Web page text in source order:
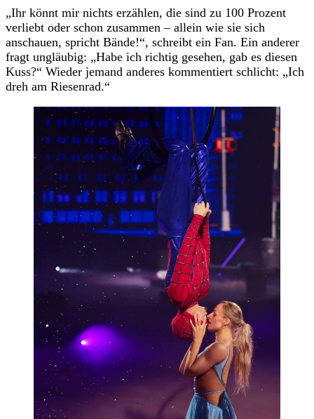
„Ihr könnt mir nichts erzählen, die sind zu 100 Prozent
verliebt oder schon zusammen – allein wie sie sich
anschauen, spricht Bände!“, schreibt ein Fan. Ein anderer
fragt ungläubig: „Habe ich richtig gesehen, gab es diesen
Kuss?“ Wieder jemand anderes kommentiert schlicht: „Ich
dreh am Riesenrad.“